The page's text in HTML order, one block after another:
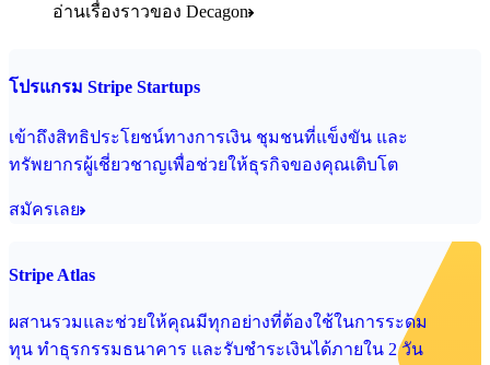
อ่านเรื่องราวของ Decagon
โปรแกรม Stripe Startups
เข้าถึงสิทธิประโยชน์ทางการเงิน ชุมชนที่แข็งขัน และ
ทรัพยากรผู้เชี่ยวชาญเพื่อช่วยให้ธุรกิจของคุณเติบโต
สมัครเลย
Stripe Atlas
ผสานรวมและช่วยให้คุณมีทุกอย่างที่ต้องใช้ในการระดม
ทุน ทำธุรกรรมธนาคาร และรับชำระเงินได้ภายใน 2 วัน